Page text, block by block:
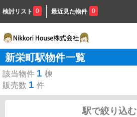
検討リスト 0 最近見た物件 0
新栄町駅物件一覧
該当物件 1 棟
販売数 1 件
駅で絞り込む